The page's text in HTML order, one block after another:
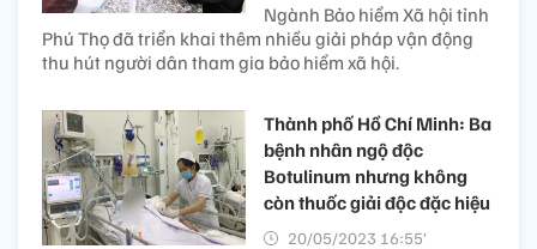
Ngành Bảo hiểm Xã hội tỉnh
Phú Thọ đã triển khai thêm nhiều giải pháp vận động
thu hút người dân tham gia bảo hiểm xã hội.
Thành phố Hồ Chí Minh: Ba
bệnh nhân ngộ độc
Botulinum nhưng không
còn thuốc giải độc đặc hiệu
20/05/2023 16:55’